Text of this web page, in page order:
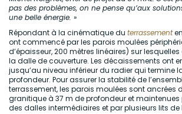
pas des problèmes, on ne pense qu’aux
une belle énergie. »
Répondant à la cinématique du terrassement
ont commencé par les parois moulées
d’épaisseur, 200 mètres linéaires) sur
la dalle de couverture. Les décaissements ont
jusqu’au niveau inférieur du radier qui termine
profondeur. Pour assurer la stabilité de
terrassement, les parois moulées sont ancrées
granitique à 37 m de profondeur et
des dalles intermédiaires et par plusieurs lits de